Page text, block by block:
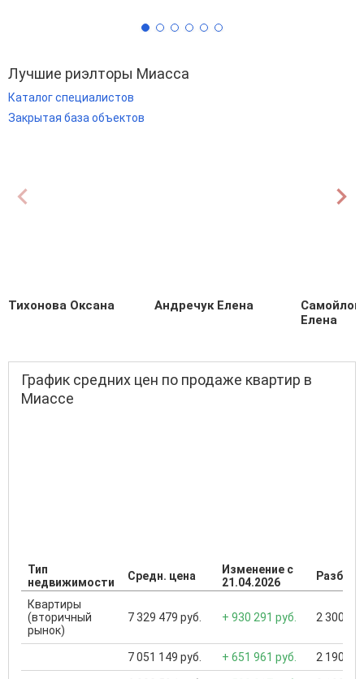
Лучшие риэлторы Миасса
Каталог специалистов
Закрытая база объектов
Тихонова Оксана Андречук Елена
Елена
График средних цен по продаже квартир в
Миассе
Тип
недвижимости
Средн. цена
Изменение с
21.04.2026
Квартиры
(вторичный
рынок)
7 329 479 руб. + 930 291 руб. 2 300
7 051 149 руб. + 651 961 руб. 2 190